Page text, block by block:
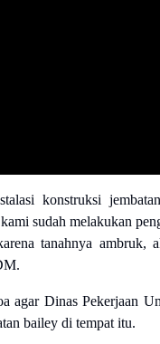
konstruksi
sudah melakukan
tanahnya ambruk,
agar Dinas Pekerjaan
bailey di tempat itu.